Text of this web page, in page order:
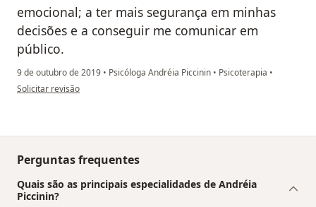
emocional; a ter mais segurança em minhas
decisões e a conseguir me comunicar em
público.
9 de outubro de 2019 • Psicóloga Andréia Piccinin • Psicoterapia •
na opinião do utilizador Sua conta foi excluída
Solicitar revisão
Perguntas frequentes
Quais são as principais especialidades de Andréia
Piccinin?